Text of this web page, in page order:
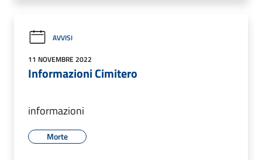
AVVISI
11 NOVEMBRE 2022
Informazioni Cimitero
informazioni
Morte